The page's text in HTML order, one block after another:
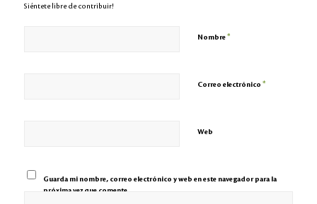
Siéntete libre de contribuir!
Nombre*
Correo electrónico *
Web
Guarda mi nombre, correo electrónico y web en este navegador para la
próxima vez que comente.